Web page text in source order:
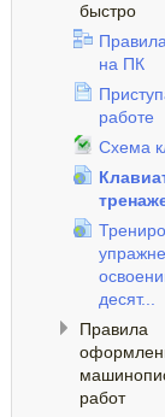
быстро
на ПК
работе
Схема
десят...
Правила
работ